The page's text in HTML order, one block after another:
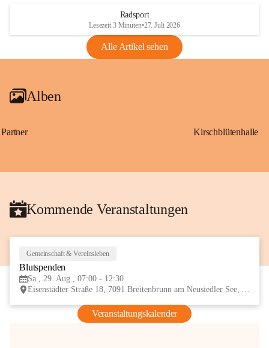
VBl. EU Nr. 18_2026
Radsport
Lesezeit 3 Minuten•27. Juli 2026
Alle Artikel sehen
Alben
Partner Kirschblütenhalle
Kommende Veranstaltungen
Gemeinschaft & Vereinsleben
Blutspenden
Sa., 29. Aug., 07:00 - 12:30
Eisenstädter Straße 18, 7091 Breitenbrunn am Neusiedler See, AUT
Veranstaltungskalender